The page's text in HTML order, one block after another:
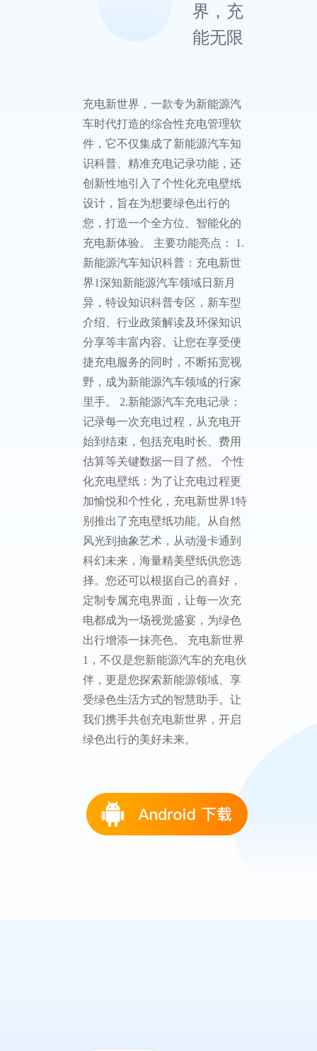
界，充
能无限
充电新世界，一款专为新能源汽
车时代打造的综合性充电管理软
件，它不仅集成了新能源汽车知
识科普、精准充电记录功能，还
创新性地引入了个性化充电壁纸
设计，旨在为想要绿色出行的
您，打造一个全方位、智能化的
充电新体验。 主要功能亮点： 1.
新能源汽车知识科普：充电新世
界1深知新能源汽车领域日新月
异，特设知识科普专区，新车型
介绍、行业政策解读及环保知识
分享等丰富内容。让您在享受便
捷充电服务的同时，不断拓宽视
野，成为新能源汽车领域的行家
里手。 2.新能源汽车充电记录：
记录每一次充电过程，从充电开
始到结束，包括充电时长、费用
估算等关键数据一目了然。 个性
化充电壁纸：为了让充电过程更
加愉悦和个性化，充电新世界1特
别推出了充电壁纸功能。从自然
风光到抽象艺术，从动漫卡通到
科幻未来，海量精美壁纸供您选
择。您还可以根据自己的喜好，
定制专属充电界面，让每一次充
电都成为一场视觉盛宴，为绿色
出行增添一抹亮色。 充电新世界
1，不仅是您新能源汽车的充电伙
伴，更是您探索新能源领域、享
受绿色生活方式的智慧助手。让
我们携手共创充电新世界，开启
绿色出行的美好未来。